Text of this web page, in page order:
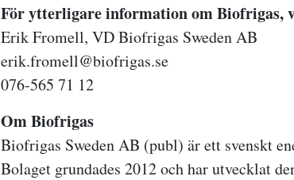
För ytterligare information om Biofrigas,
Erik Fromell, VD Biofrigas Sweden AB
erik.fromell@biofrigas.se
076-565 71 12
Om Biofrigas
Biofrigas Sweden AB (publ) är ett svenskt
Bolaget grundades 2012 och har utvecklat